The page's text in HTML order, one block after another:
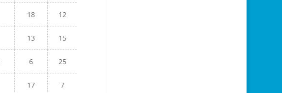
18 12
13 15
6 25
17 7